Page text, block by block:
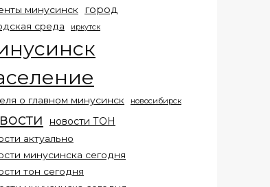
минусинск
город
среда иркутск
о главном минусинск новосибирск
новости ТОН
актуально
минусинска сегодня
тон сегодня